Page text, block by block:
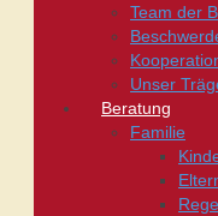
Team der
Unser
Beratung
Familie